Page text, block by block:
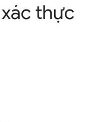
thực